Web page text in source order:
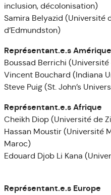
inclusion, décolonisation)
Samira Belyazid (Université
d’Edmundston)
Représentant.e.s
Boussad Berrichi (Université
Vincent Bouchard (Indiana
Steve Puig (St. John’s
Représentant.e.s Afrique
Cheikh Diop (Université de
Hassan Moustir (Université
Maroc)
Edouard Djob Li Kana
Représentant.e.s Europe